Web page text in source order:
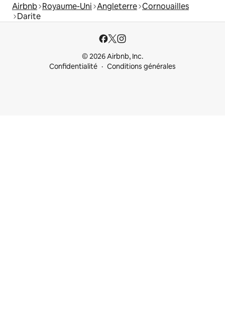
Airbnb Royaume-Uni Angleterre Cornouailles
Darite
© 2026 Airbnb, Inc.
Confidentialité
Conditions générales